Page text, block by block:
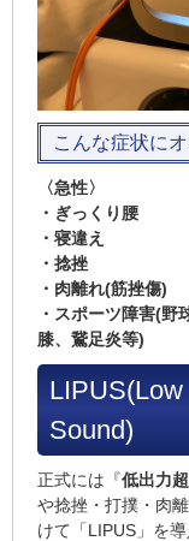
こんな症状に
〈急性〉
・ぎっくり腰
・寝違え
・捻挫
・肉離れ(筋挫傷)
・スポーツ障害(
膝、鵞足炎等)
LIPUS
Sound)
正式には『低出力
や捻挫・打撲・肉
けて「LIPUS」を導